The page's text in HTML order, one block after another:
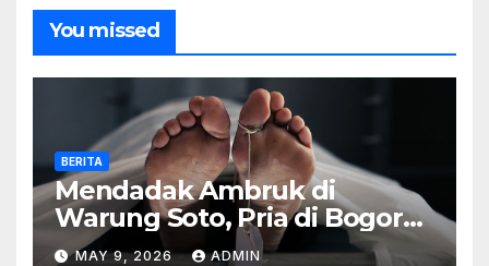
You missed
BERITA
Mendadak Ambruk di
Warung Soto, Pria di Bogor
Meninggal Sebelum Makan
MAY 9, 2026 ADMIN